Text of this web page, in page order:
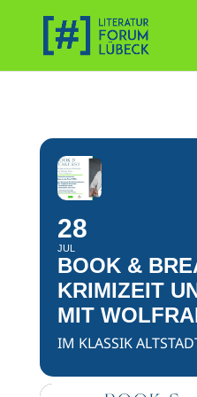
28
JUL
BOOK &
KRIMIZEIT
MIT
IM KLASSIK